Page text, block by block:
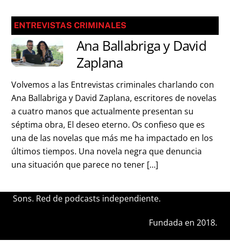
ENTREVISTAS CRIMINALES
Ana Ballabriga y David
Zaplana
Volvemos a las Entrevistas criminales charlando con
Ana Ballabriga y David Zaplana, escritores de novelas
a cuatro manos que actualmente presentan su
séptima obra, El deseo eterno. Os confieso que es
una de las novelas que más me ha impactado en los
últimos tiempos. Una novela negra que denuncia
una situación que parece no tener […]
Sons. Red de podcasts independiente.
Fundada en 2018.